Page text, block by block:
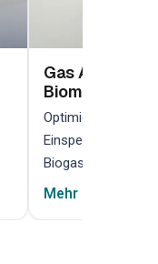
Gas Analyzer
Biomethan
Optimiert für die
Biogasanlagen
Mehr erfahren →